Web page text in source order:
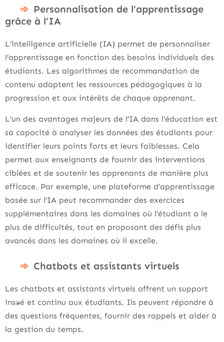
Personnalisation de l’apprentissage
grâce à l’IA
L’intelligence artificielle (IA) permet de personnaliser
l’apprentissage en fonction des besoins individuels des
étudiants. Les algorithmes de recommandation de
contenu adaptent les ressources pédagogiques à la
progression et aux intérêts de chaque apprenant.
L’un des avantages majeurs de l’IA dans l’éducation est
sa capacité à analyser les données des étudiants pour
identifier leurs points forts et leurs faiblesses. Cela
permet aux enseignants de fournir des interventions
ciblées et de soutenir les apprenants de manière plus
efficace. Par exemple, une plateforme d’apprentissage
basée sur l’IA peut recommander des exercices
supplémentaires dans les domaines où l’étudiant a le
plus de difficultés, tout en proposant des défis plus
avancés dans les domaines où il excelle.
Chatbots et assistants virtuels
Les chatbots et assistants virtuels offrent un support
instantané et continu aux étudiants. Ils peuvent répondre à
des questions fréquentes, fournir des rappels et aider à
la gestion du temps.